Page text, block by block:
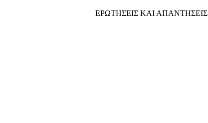
ΕΡΩΤΗΣΕΙΣ ΚΑΙ ΑΠΑΝΤΗΣΕΙΣ